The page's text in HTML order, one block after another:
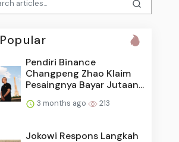
Popular
Pendiri Binance
Changpeng Zhao Klaim
Pesaingnya Bayar Jutaan...
3 months ago 213
Jokowi Respons Langkah